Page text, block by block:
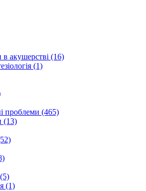
в акушерстві (16)
(1)
проблеми (465)
(13)
(1)